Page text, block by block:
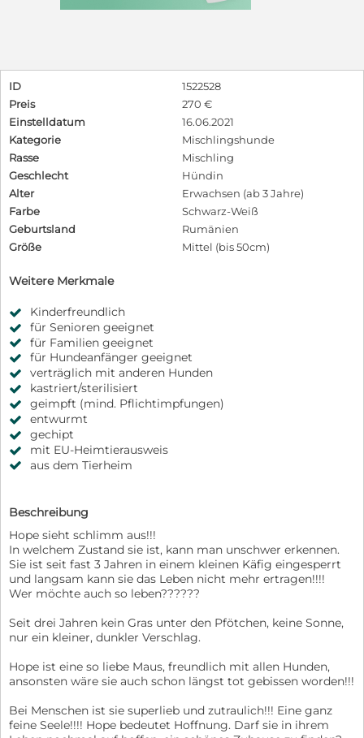
ID
1522528
Preis
270 €
Einstelldatum
16.06.2021
Kategorie
Mischlingshunde
Rasse
Mischling
Geschlecht
Hündin
Alter
Erwachsen (ab 3 Jahre)
Farbe
Schwarz-Weiß
Geburtsland
Rumänien
Größe
Mittel (bis 50cm)
Weitere Merkmale
Kinderfreundlich
für Senioren geeignet
für Familien geeignet
für Hundeanfänger geeignet
verträglich mit anderen Hunden
kastriert/sterilisiert
geimpft (mind. Pflichtimpfungen)
entwurmt
gechipt
mit EU-Heimtierausweis
aus dem Tierheim
Beschreibung
Hope sieht schlimm aus!!!
In welchem Zustand sie ist, kann man unschwer erkennen.
Sie ist seit fast 3 Jahren in einem kleinen Käfig eingesperrt
und langsam kann sie das Leben nicht mehr ertragen!!!!
Wer möchte auch so leben??????
Seit drei Jahren kein Gras unter den Pfötchen, keine Sonne,
nur ein kleiner, dunkler Verschlag.
Hope ist eine so liebe Maus, freundlich mit allen Hunden,
ansonsten wäre sie auch schon längst tot gebissen worden!!!
Bei Menschen ist sie superlieb und zutraulich!!! Eine ganz
feine Seele!!!! Hope bedeutet Hoffnung. Darf sie in ihrem